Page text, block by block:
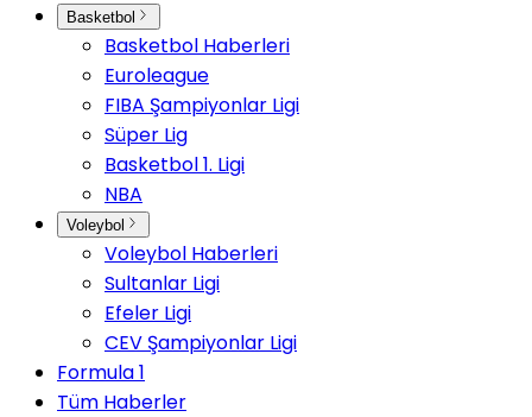
Basketbol
Basketbol Haberleri
Euroleague
FIBA Şampiyonlar Ligi
Süper Lig
Basketbol 1. Ligi
NBA
Voleybol
Voleybol Haberleri
Sultanlar Ligi
Efeler Ligi
CEV Şampiyonlar Ligi
Formula 1
Tüm Haberler